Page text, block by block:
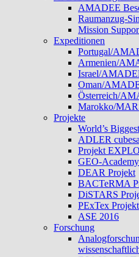
AMADEE
Raumanzug-
Mission
Expeditionen
Portugal/
Armenien/
Israel/
Oman/
Österreich/
Marokko/
Projekte
World’s
ADLER
Projekt
GEO-
DEAR Projekt
BACTeRMA
DiSTARS
PExTex Projekt
ASE 2016
Forschung